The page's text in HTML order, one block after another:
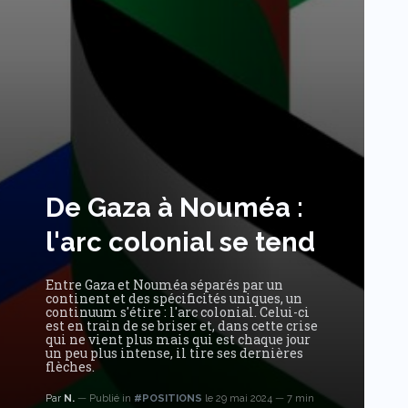
De Gaza à Nouméa :
l'arc colonial se tend
Entre Gaza et Nouméa séparés par un
continent et des spécificités uniques, un
continuum s'étire : l'arc colonial. Celui-ci
est en train de se briser et, dans cette crise
qui ne vient plus mais qui est chaque jour
un peu plus intense, il tire ses dernières
flèches.
Par N. Publié in #POSITIONS le 29 mai 2024
7 min